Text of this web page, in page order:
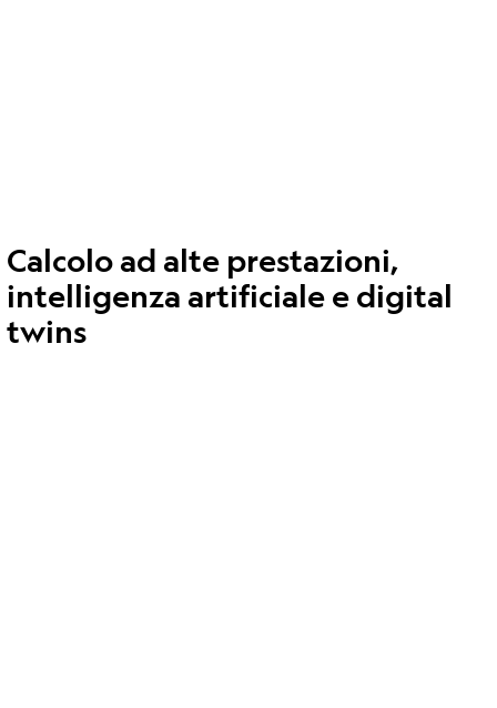
Calcolo ad alte prestazioni,
intelligenza artificiale e digital
twins